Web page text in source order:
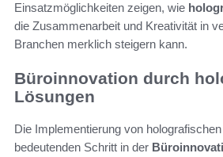
Einsatzmöglichkeiten zeigen, wie
die Zusammenarbeit und Kreativität in
Branchen merklich steigern kann.
Büroinnovation durch
Lösungen
Die Implementierung von
bedeutenden Schritt in der